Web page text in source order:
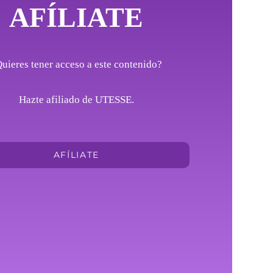
AFÍLIATE
tener acceso a este contenido?
Hazte afiliado de UTESSE.
AFÍLIATE